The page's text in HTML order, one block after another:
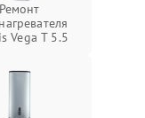
Ремонт
Vega T 5.5